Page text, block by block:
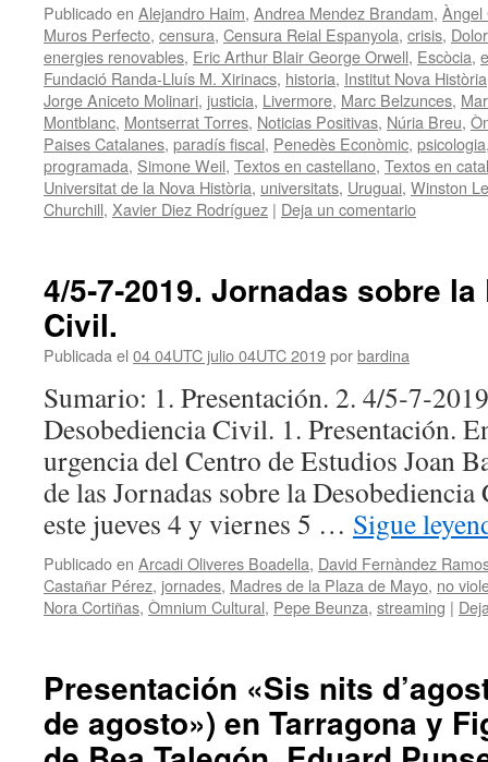
Publicado en Alejandro Haim, Andrea Mendez Brandam, Àngel
Muros Perfecto, censura, Censura Reial Espanyola, crisis,
energies renovables, Eric Arthur Blair George Orwell, Escòcia,
Fundació Randa-Lluís M. Xirinacs, historia, Institut Nova Història
Jorge Aniceto Molinari, justicia, Livermore, Marc Belzunces,
Montblanc, Montserrat Torres, Noticias Positivas, Núria Breu,
Paises Catalanes, paradís fiscal, Penedès Econòmic, psicologia
programada, Simone Weil, Textos en castellano, Textos en
Universitat de la Nova Història, universitats, Uruguai, Winston
Churchill, Xavier Diez Rodríguez | Deja un comentario
4/5‑7‑2019. Jornadas sobre
Civil.
Publicada el 04 04UTC julio 04UTC 2019porbardina
Sumario: 1. Presentación. 2. 4/
Desobediencia Civil. 1. Presentación.
urgencia del Centro de Estudios Joan
de las Jornadas sobre la
este jueves 4 y viernes 5 … Sigue
Publicado en Arcadi Oliveres Boadella, David Fernàndez
Castañar Pérez, jornades, Madres de la Plaza de Mayo, no
Nora Cortiñas, Òmnium Cultural, Pepe Beunza, streaming |
Presentación «Sis nits
de agosto») en Tarragona y